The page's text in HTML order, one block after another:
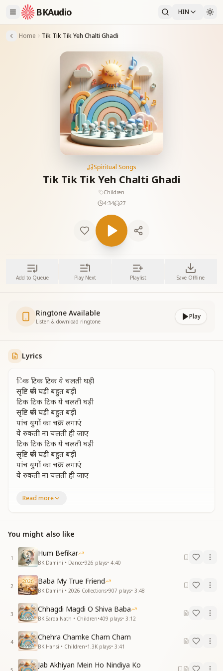
BKAudio HIN
Home Tik Tik Tik Yeh Chalti Ghadi
Spiritual Songs
Tik Tik Tik Yeh Chalti Ghadi
Children
4:34
27
Add to Queue Play Next Playlist Save Offline
Ringtone Available
Listen & download ringtone
Play
Lyrics
िक टिक टिक ये चलती घड़ी
सृष्टि रूपी घड़ी बहुत बड़ी
टिक टिक टिक ये चलती घड़ी
सृष्टि रूपी घड़ी बहुत बड़ी
पांच युगों का चक्र लगाएं
ये रुकती ना चलती ही जाए
टिक टिक टिक ये चलती घड़ी
सृष्टि रूपी घड़ी बहुत बड़ी
पांच युगों का चक्र लगाएं
ये रुकती ना चलती ही जाए
लक्ष्मी नारायण का राज्य है लाती
लक्ष्मी नारायण का राज्य है लाती
वर्ष 1250 बताती आगे सुई त्रेता पे जाती
टिक टिक टिक ये चलती घड़ी
सृष्टि रूपी घड़ी बहुत बड़ी
पांच युगों का चक्र लगाएं
ये रुकती ना चलती ही जाए
दो युग जब हो जाए पार
द्वापर युग की आई बहार
दो युग जब हो जाए पार
द्वापर युग की आई बहार
आया है रावण का राज
सुई जाकर कलियुग में पड़ी
टिक टिक टिक ये चलती घड़ी
सृष्टि रूपी घड़ी बहुत बड़ी
Read more
You might also like
1
Hum Befikar
BK Damini • Dance•926 plays• 4:40
2
Baba My True Friend
BK Damini • 2026 Collections•907 plays• 3:48
3
Chhagdi Magdi O Shiva Baba
BK Sarda Nath • Children•409 plays• 3:12
4
Chehra Chamke Cham Cham
BK Hansi • Children•1.3K plays• 3:41
Jab Akhiyan Mein Ho Nindiya Ko